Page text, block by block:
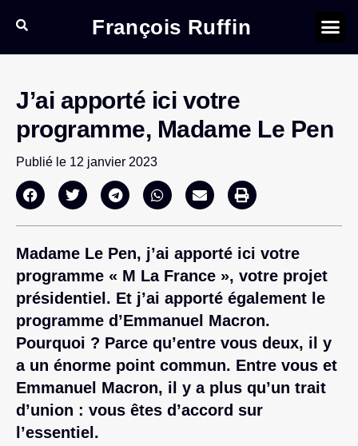
François Ruffin
J’ai apporté ici votre
programme, Madame Le Pen
Publié le 12 janvier 2023
Madame Le Pen, j’ai apporté ici votre
programme « M La France », votre projet
présidentiel. Et j’ai apporté également le
programme d’Emmanuel Macron.
Pourquoi ? Parce qu’entre vous deux, il y
a un énorme point commun. Entre vous et
Emmanuel Macron, il y a plus qu’un trait
d’union : vous êtes d’accord sur
l’essentiel.